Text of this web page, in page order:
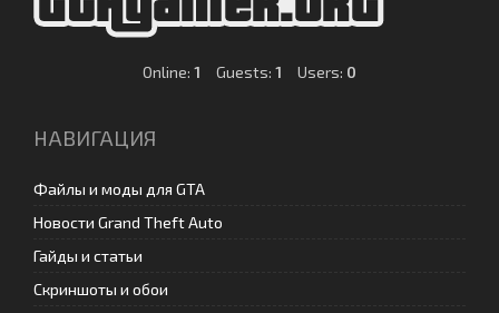
Online: 1 Guests: 1 Users: 0
НАВИГАЦИЯ
Файлы и моды для GTA
Новости Grand Theft Auto
Гайды и статьи
Скриншоты и обои